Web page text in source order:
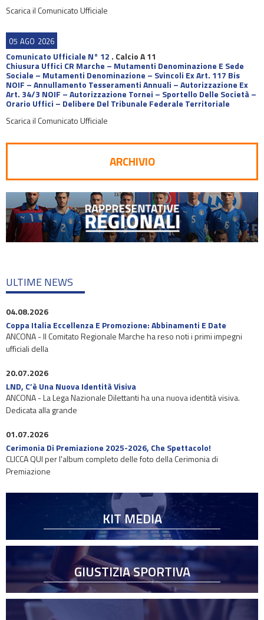
Scarica il Comunicato Ufficiale
05 AGO 2026
Comunicato Ufficiale N° 12 . Calcio A 11
Chiusura Uffici CR Marche – Mutamenti Denominazione E Sede
Sociale – Mutamenti Denominazione – Svincoli Ex Art. 117 Bis
NOIF – Annullamento Tesseramenti Annuali – Autorizzazione Ex
Art. 34/3 NOIF – Autorizzazione Tornei – Sportello Delle Società –
Orario Uffici – Delibere Del Tribunale Federale Territoriale
Scarica il Comunicato Ufficiale
ARCHIVIO
ULTIME NEWS
04.08.2026
Coppa Italia Eccellenza E Promozione: Abbinamenti E Date
ANCONA - Il Comitato Regionale Marche ha reso noti i primi impegni
ufficiali della
20.07.2026
LND, C’è Una Nuova Identità Visiva
ANCONA - La Lega Nazionale Dilettanti ha una nuova identità visiva.
Dedicata alla grande
01.07.2026
Cerimonia Di Premiazione 2025-2026, Che Spettacolo!
CLICCA QUI per l'album completo delle foto della Cerimonia di
Premiazione
KIT MEDIA
GIUSTIZIA SPORTIVA